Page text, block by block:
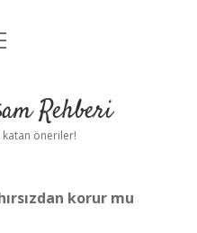
Rehberi
katan öneriler!
korur mu